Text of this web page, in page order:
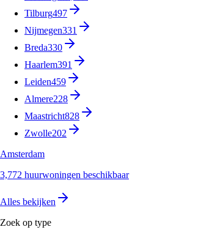
Tilburg497
Nijmegen331
Breda330
Haarlem391
Leiden459
Almere228
Maastricht828
Zwolle202
Amsterdam
3,772 huurwoningen beschikbaar
Alles bekijken
Zoek op type